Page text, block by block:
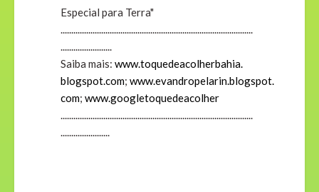
Especial para Terra"
..........................................................................................
........................
Saiba mais: www.toquedeacolherbahia.
blogspot.com; www.evandropelarin.blogspot.
com; www.googletoquedeacolher
..........................................................................................
.......................